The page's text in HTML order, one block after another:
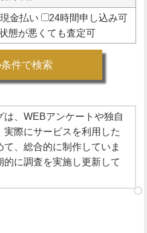
金払い
24時間申し込み可
態が悪くても査定可
件で検索
、WEBアンケートや独自
際にサービスを利用した
、総合的に制作していま
に調査を実施し更新して